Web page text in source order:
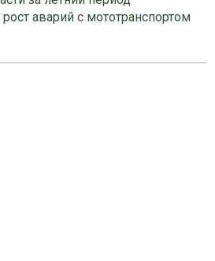
аварий с мототранспортом